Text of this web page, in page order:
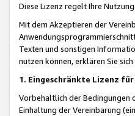
Diese Lizenz regelt Ihre
Mit dem Akzeptieren der
Texten und sonstigen
nutzen können, erklären Sie
1. Eingeschränkte Lizenz
Vorbehaltlich der Bedingungen
Einhaltung der Vereinbarung